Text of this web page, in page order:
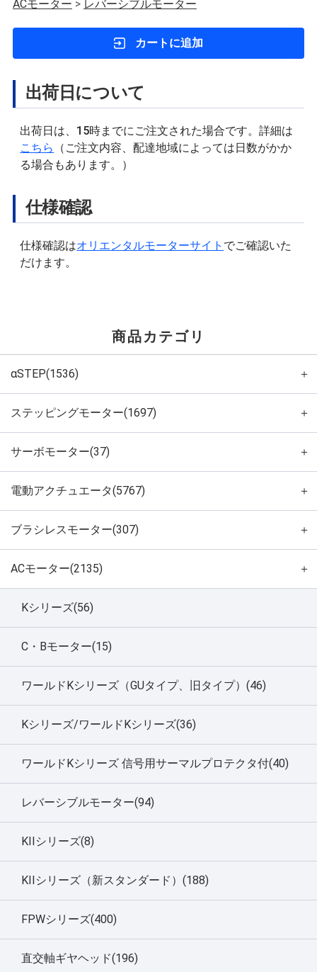
ACモーター > レバーシブルモーター
カートに追加
出荷日について
出荷日は、15時までにご注文された場合です。詳細は
こちら
（ご注文内容、配達地域によっては日数がかか
る場合もあります。）
仕様確認
仕様確認はオリエンタルモーターサイト でご確認いた
だけます。
商品カテゴリ
αSTEP(1536) ＋
ステッピングモーター(1697) ＋
サーボモーター(37) ＋
電動アクチュエータ(5767) ＋
ブラシレスモーター(307) ＋
ACモーター(2135) ＋
Kシリーズ(56)
C・Bモーター(15)
ワールドKシリーズ（GUタイプ、旧タイプ）(46)
Kシリーズ/ワールドKシリーズ(36)
ワールドKシリーズ 信号用サーマルプロテクタ付(40)
レバーシブルモーター(94)
KIIシリーズ(8)
KIIシリーズ（新スタンダード）(188)
FPWシリーズ(400)
直交軸ギヤヘッド(196)